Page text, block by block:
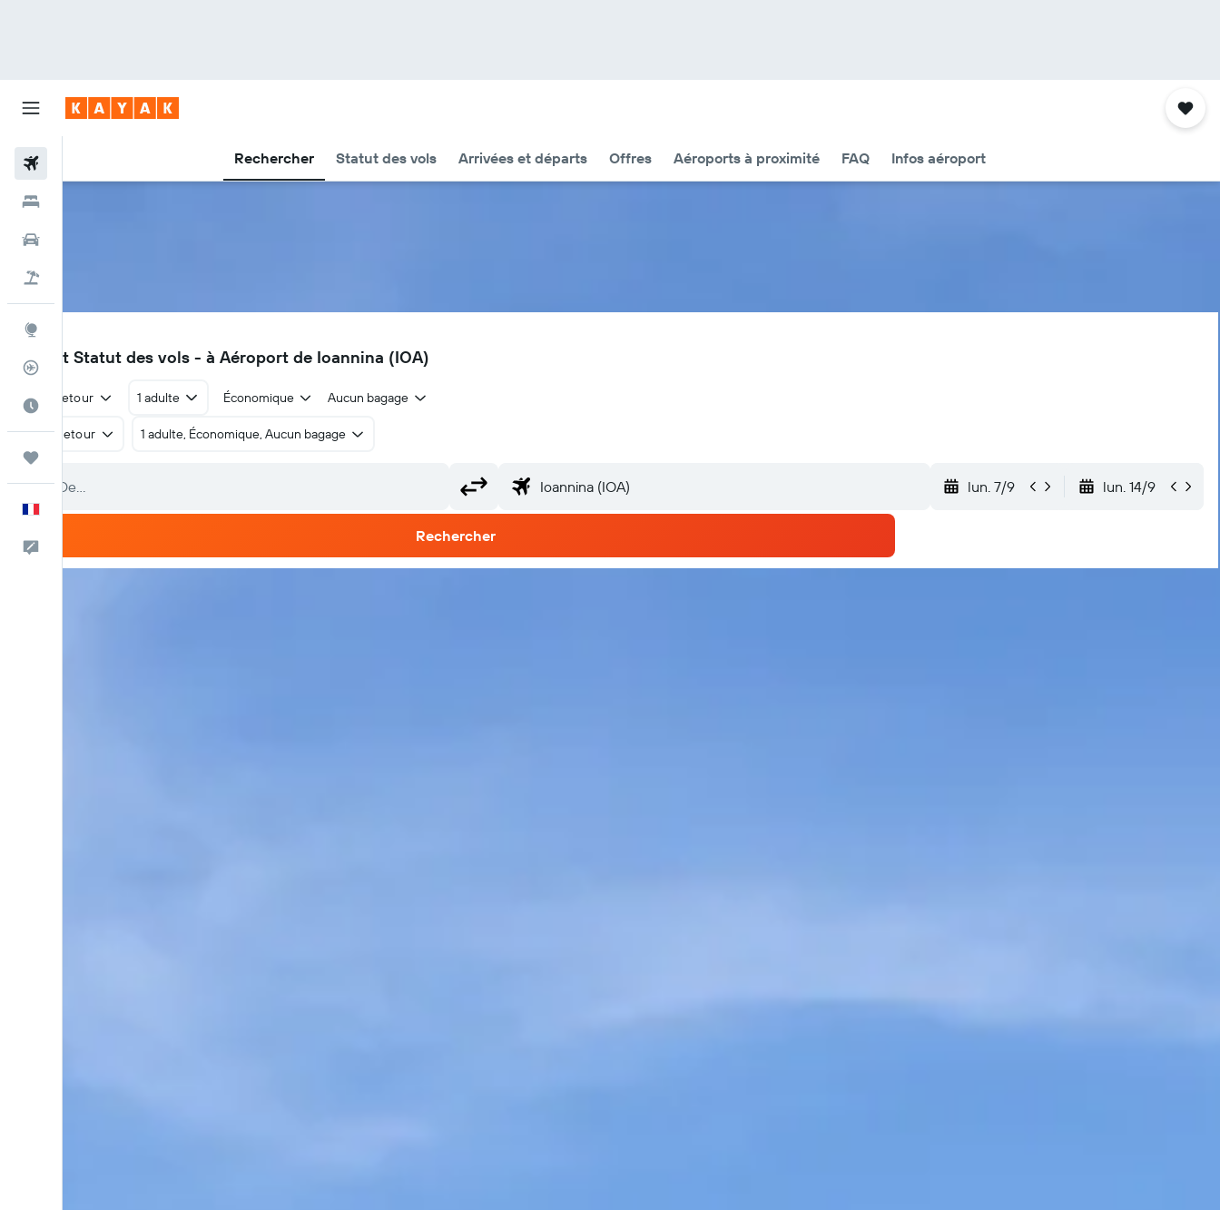
Rechercher Statut des vols Arrivées et départs Offres Aéroports à proximité FAQ Infos aéroport
Suivi des vols
Meilleur moment pour voyager
IOA
Vols et Statut des vols - à Aéroport de Ioannina (IOA)
Aller-retour 1 adulte Économique Aucun bagage
Aller-retour 1 adulte, Économique, Aucun bagage
lun. 7/9 lun. 14/9
Rechercher